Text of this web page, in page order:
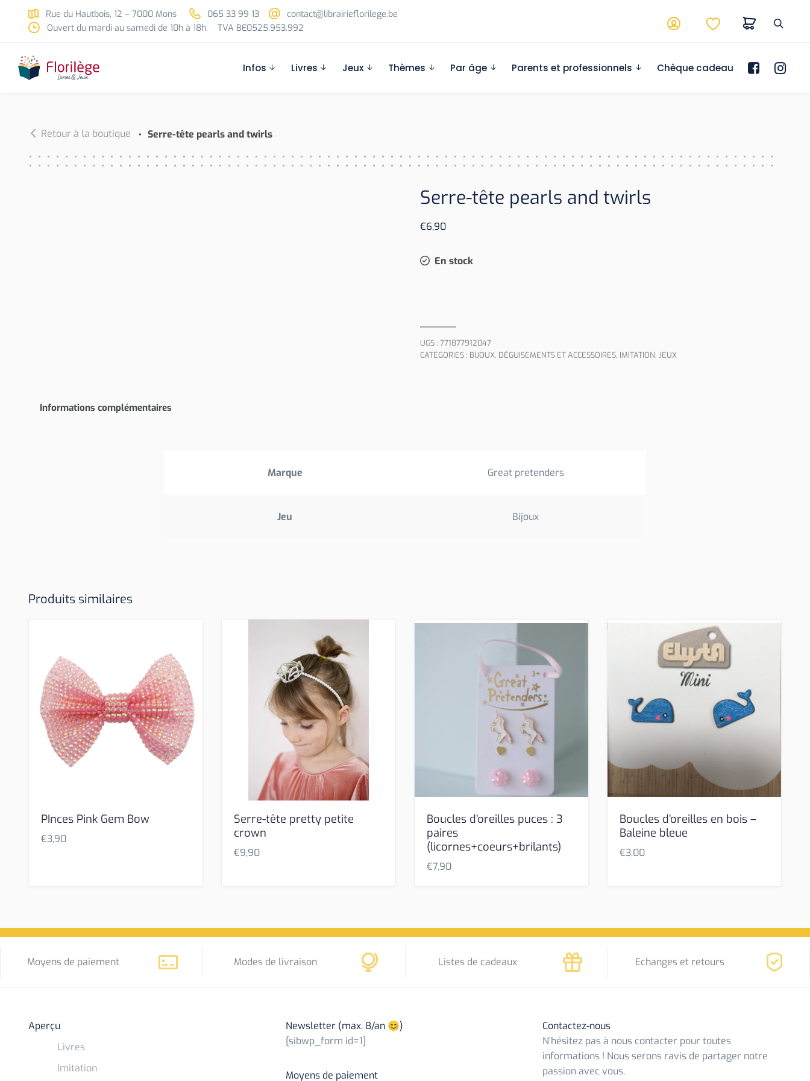
Skip to main content
Rue du Hautbois, 12 – 7000 Mons 065 33 99 13
contact@librairieflorilege.be
Ouvert du mardi au samedi de 10h à 18h.
TVA BE0525.953.992
Infos Livres Jeux Thèmes Par âge Parents et professionnels Chèque cadeau
Retour à la boutique Serre-tête pearls and twirls
Serre-tête pearls and twirls
€6,90
En stock
UGS : 771877912047
CATÉGORIES : BIJOUX, DÉGUISEMENTS ET ACCESSOIRES, IMITATION, JEUX
Informations complémentaires
Marque Great pretenders
Jeu Bijoux
Produits similaires
PInces Pink Gem Bow
€3,90
Serre-tête pretty petite
crown
€9,90
Boucles d’oreilles puces : 3
paires
(licornes+coeurs+brilants)
€7,90
Boucles d’oreilles en bois –
Baleine bleue
€3,00
Moyens de paiement Modes de livraison Listes de cadeaux Echanges et retours
Aperçu
Livres
Imitation
Newsletter (max. 8/an 😊)
[sibwp_form id=1]
Moyens de paiement
Contactez-nous
N’hésitez pas à nous contacter pour toutes
informations ! Nous serons ravis de partager notre
passion avec vous.